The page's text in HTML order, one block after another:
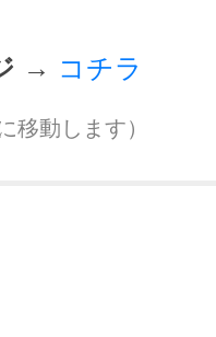
→ コチラ
移動します）